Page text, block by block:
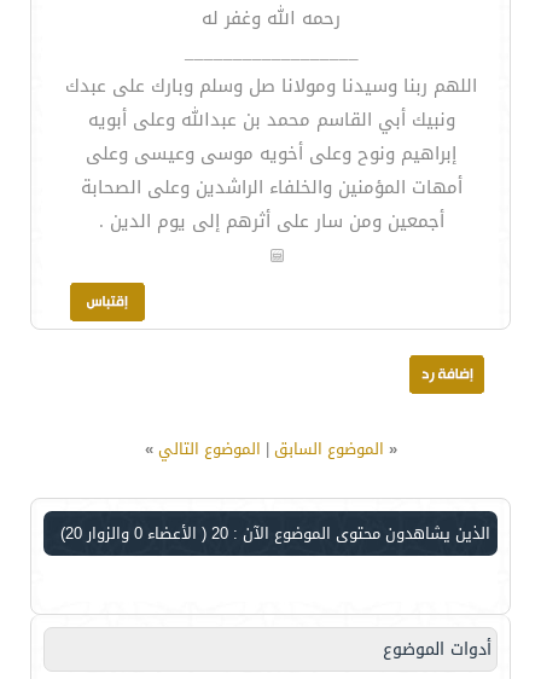
رحمه الله وغفر له
__________________
اللهم ربنا وسيدنا ومولانا صل وسلم وبارك على عبدك
ونبيك أبي القاسم محمد بن عبدالله وعلى أبويه
إبراهيم ونوح وعلى أخويه موسى وعيسى وعلى
أمهات المؤمنين والخلفاء الراشدين وعلى الصحابة
أجمعين ومن سار على أثرهم إلى يوم الدين .
« الموضوع السابق| الموضوع التالي»
الذين يشاهدون محتوى الموضوع الآن : 20 ( الأعضاء 0 والزوار 20)
أدوات الموضوع